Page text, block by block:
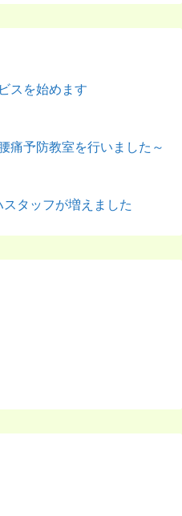
スを始めます
予防教室を行いました～
タッフが増えました